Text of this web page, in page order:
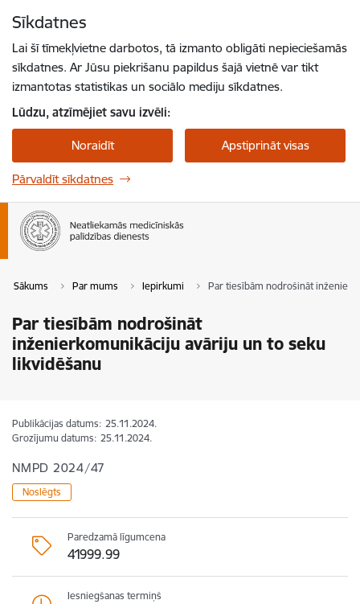
Sīkdatnes
Lai šī tīmekļvietne darbotos, tā izmanto obligāti nepieciešamās
sīkdatnes. Ar Jūsu piekrišanu papildus šajā vietnē var tikt
izmantotas statistikas un sociālo mediju sīkdatnes.
Lūdzu, atzīmējiet savu izvēli:
Noraidīt Apstiprināt visas
Pārvaldīt sīkdatnes
Sākums Par mums Iepirkumi Par tiesībām nodrošināt
Par tiesībām nodrošināt
inženierkomunikāciju avāriju un to seku
likvidēšanu
Publikācijas datums: 25.11.2024.
Grozījumu datums: 25.11.2024.
NMPD 2024/47
Noslēgts
Paredzamā līgumcena
41999.99
Iesniegšanas termiņš